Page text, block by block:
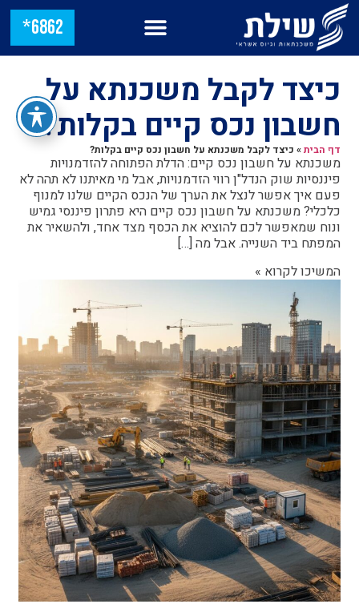
6862*
כיצד לקבל משכנתא על
חשבון נכס קיים בקלות?
דף הבית» כיצד לקבל משכנתא על חשבון נכס קיים בקלות?
משכנתא על חשבון נכס קיים: הדלת הפתוחה להזדמנויות
פיננסיות שוק הנדל"ן רווי הזדמנויות, אבל מי מאיתנו לא תהה לא
פעם איך אפשר לנצל את הערך של הנכס הקיים שלנו למנוף
כלכלי? משכנתא על חשבון נכס קיים היא פתרון פיננסי גמיש
ונוח שמאפשר לכם להוציא את הכסף מצד אחד, ולהשאיר את
המפתח ביד השנייה. אבל מה […]
המשיכו לקרוא »